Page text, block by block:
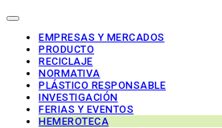
EMPRESAS Y MERCADOS
PRODUCTO
RECICLAJE
NORMATIVA
PLÁSTICO RESPONSABLE
INVESTIGACIÓN
FERIAS Y EVENTOS
HEMEROTECA